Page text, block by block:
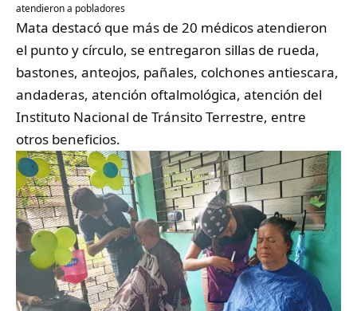
atendieron a pobladores
Mata destacó que más de 20 médicos atendieron
el punto y círculo, se entregaron sillas de rueda,
bastones, anteojos, pañales, colchones antiescara,
andaderas, atención oftalmológica, atención del
Instituto Nacional de Tránsito Terrestre, entre
otros beneficios.